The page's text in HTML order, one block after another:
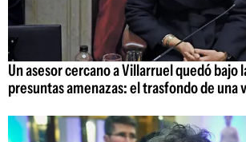
Un asesor cercano a Villarruel quedó bajo
presuntas amenazas: el trasfondo de una